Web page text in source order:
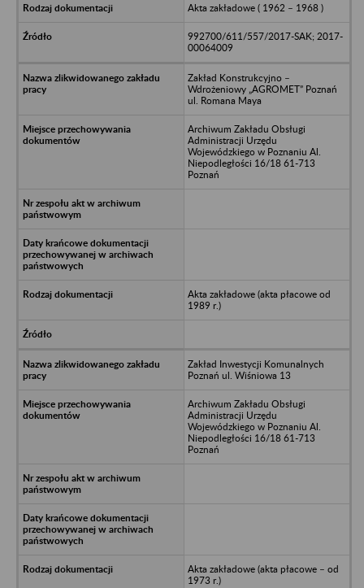
Akta zakładowe ( 1962 – 1968 )
992700/611/557/2017-SAK; 2017-
00064009
Zakład Konstrukcyjno –
Wdrożeniowy „AGROMET” Poznań
ul. Romana Maya
Archiwum Zakładu Obsługi
Administracji Urzędu
Wojewódzkiego w Poznaniu Al.
Niepodległości 16/18 61-713
Poznań
Akta zakładowe (akta płacowe od
1989 r.)
Zakład Inwestycji Komunalnych
Poznań ul. Wiśniowa 13
Archiwum Zakładu Obsługi
Administracji Urzędu
Wojewódzkiego w Poznaniu Al.
Niepodległości 16/18 61-713
Poznań
Akta zakładowe (akta płacowe – od
1973 r.)